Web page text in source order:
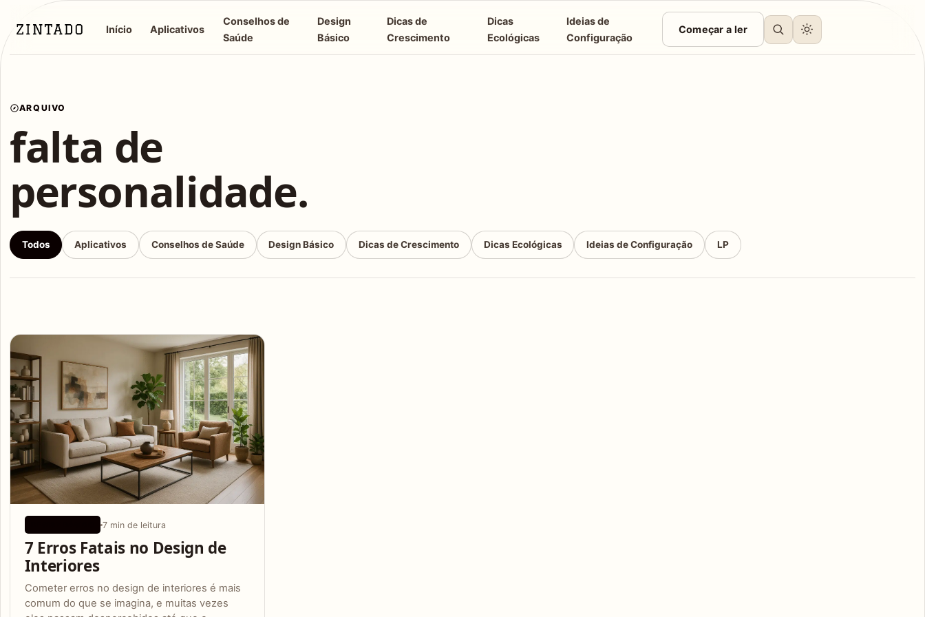
Início Aplicativos
Conselhos de
Saúde
Design
Básico
Dicas de
Crescimento
Dicas
Ecológicas
Ideias de
Configuração
Começar a ler
ARQUIVO
falta de
personalidade.
Todos Aplicativos Conselhos de Saúde Design Básico Dicas de Crescimento Dicas Ecológicas Ideias de Configuração LP
Articles
7 min de leitura
7 Erros Fatais no Design de
Interiores
Cometer erros no design de interiores é mais
comum do que se imagina, e muitas vezes